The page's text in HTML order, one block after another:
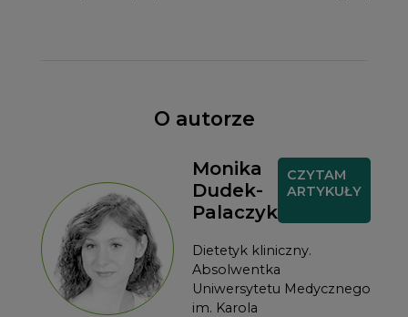
O autorze
Monika
Dudek-
Palaczyk
CZYTAM
ARTYKUŁY
Dietetyk kliniczny.
Absolwentka
Uniwersytetu Medycznego
im. Karola